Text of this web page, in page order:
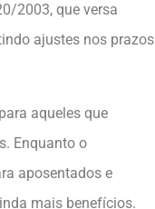
2003, que versa
ajustes nos prazos
aqueles que
Enquanto o
aposentados e
mais benefícios.